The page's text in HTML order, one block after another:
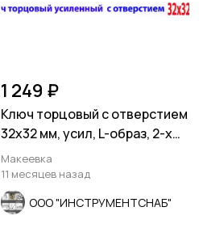
1 249 ₽
Ключ торцовый с отверстием
32х32 мм, усил, L-образ, 2-х
сторон, Cr-V.
Макеевка
11 месяцев назад
ООО "ИНСТРУМЕНТСНАБ"